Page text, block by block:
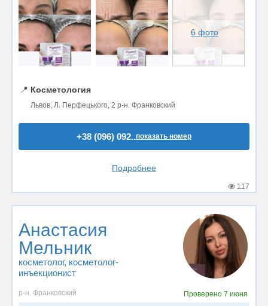
6 фото
📍 Косметология
Львов, Л. Перфецького, 2 р-н. Франковский
+38 (096) 092..показать номер
Подробнее
117
Анастасия
Мельник
косметолог, косметолог-
инъекционист
р-н. Франковский Проверено 7 июня